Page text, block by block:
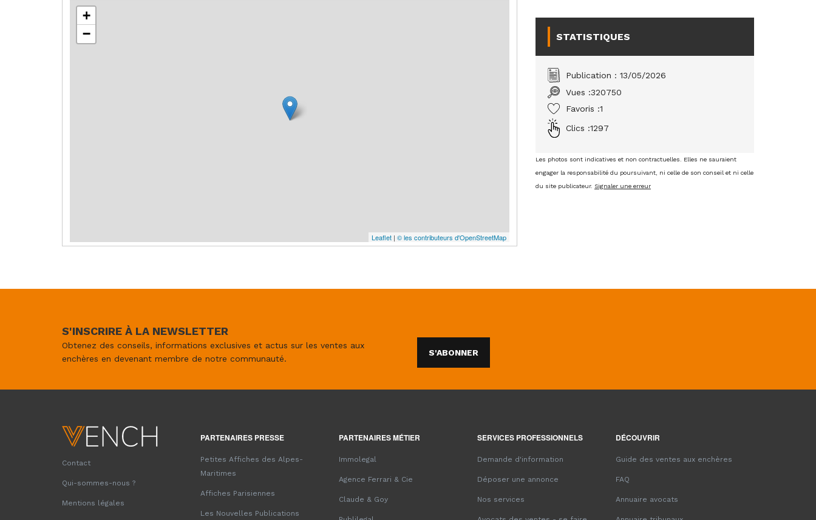
+
−
Leaflet | © les contributeurs d'OpenStreetMap
STATISTIQUES
Publication : 13/05/2026
Vues :320750
Favoris :1
Clics :1297
Les photos sont indicatives et non contractuelles. Elles ne sauraient
engager la responsabilité du poursuivant, ni celle de son conseil et ni celle
du site publicateur. Signaler une erreur
S'INSCRIRE À LA NEWSLETTER
Obtenez des conseils, informations exclusives et actus sur les ventes aux
enchères en devenant membre de notre communauté.
S'ABONNER
Contact
Qui-sommes-nous ?
Mentions légales
PARTENAIRES PRESSE
Petites Affiches des Alpes-
Maritimes
Affiches Parisiennes
Les Nouvelles Publications
PARTENAIRES MÉTIER
Immolegal
Agence Ferrari & Cie
Claude & Goy
SERVICES PROFESSIONNELS
Demande d'information
Déposer une annonce
Nos services
DÉCOUVRIR
Guide des ventes aux enchères
FAQ
Annuaire avocats